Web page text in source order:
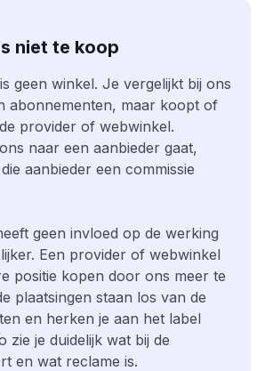
niet te koop
geen winkel. Je vergelijkt bij ons
abonnementen, maar koopt of
provider of webwinkel.
naar een aanbieder gaat,
aanbieder een commissie
geen invloed op de werking
Een provider of webwinkel
positie kopen door ons meer te
plaatsingen staan los van de
en herken je aan het label
zie je duidelijk wat bij de
en wat reclame is.